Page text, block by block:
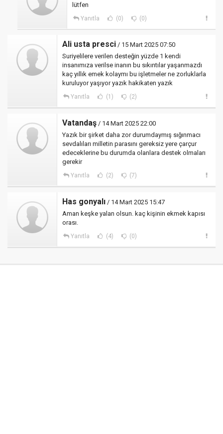
lütfen
Yanıtla (0) (0)
Ali usta presci / 15 Mart 2025 07:50
Suriyelilere verilen desteğin yüzde 1 kendi
insanımıza verilse inanın bu sıkıntılar yaşanmazdı
kaç yıllık emek kolaymı bu işletmeler ne zorluklarla
kuruluyor yaşıyor yazık hakikaten yazık
Yanıtla (1) (2)
Vatandaş / 14 Mart 2025 22:00
Yazık bir şirket daha zor durumdaymış sığınmacı
sevdalıları milletin parasını gereksiz yere çarçur
edeceklerine bu durumda olanlara destek olmaları
gerekir
Yanıtla (2) (7)
Has gonyalı / 14 Mart 2025 15:47
Aman keşke yalan olsun. kaç kişinin ekmek kapısı
orası.
Yanıtla (4) (0)